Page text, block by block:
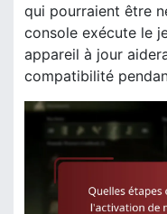
qui pourraient être
console exécute le
appareil à jour
compatibilité